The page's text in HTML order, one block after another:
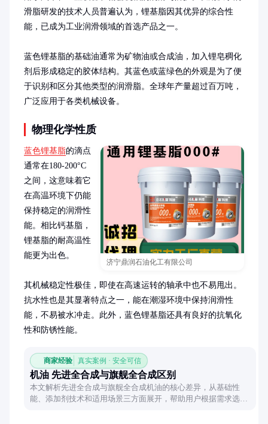
滑脂研发的技术人员普遍认为，锂基脂因其优异的综合性
能，已成为工业润滑领域的首选产品之一。
蓝色锂基脂的基础油通常为矿物油或合成油，加入锂皂稠化
剂后形成稳定的胶体结构。其蓝色或蓝绿色的外观是为了便
于识别和区分其他类型的润滑脂。全球年产量超过百万吨，
广泛应用于各类机械设备。
物理化学性质
济宁鼎润石油化工有限公司
蓝色锂基脂的滴点
通常在180-200°C
之间，这意味着它
在高温环境下仍能
保持稳定的润滑性
能。相比钙基脂，
锂基脂的耐高温性
能更为出色。
其机械稳定性极佳，即使在高速运转的轴承中也不易甩出。
抗水性也是其显著特点之一，能在潮湿环境中保持润滑性
能，不易被水冲走。此外，蓝色锂基脂还具有良好的抗氧化
性和防锈性能。
商家经验 真实案例 · 安全可信
机油 先进全合成与旗舰全合成区别
本文解析先进全合成与旗舰全合成机油的核心差异，从基础性
能、添加剂技术和适用场景三方面展开，帮助用户根据需求选择